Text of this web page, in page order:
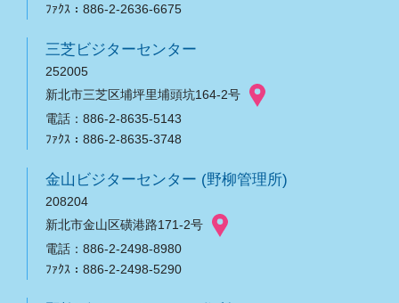
ﾌｧｸｽ：886-2-2636-6675
三芝ビジターセンター
252005
新北市三芝区埔坪里埔頭坑164-2号
電話：886-2-8635-5143
ﾌｧｸｽ：886-2-8635-3748
金山ビジターセンター (野柳管理所)
208204
新北市金山区磺港路171-2号
電話：886-2-2498-8980
ﾌｧｸｽ：886-2-2498-5290